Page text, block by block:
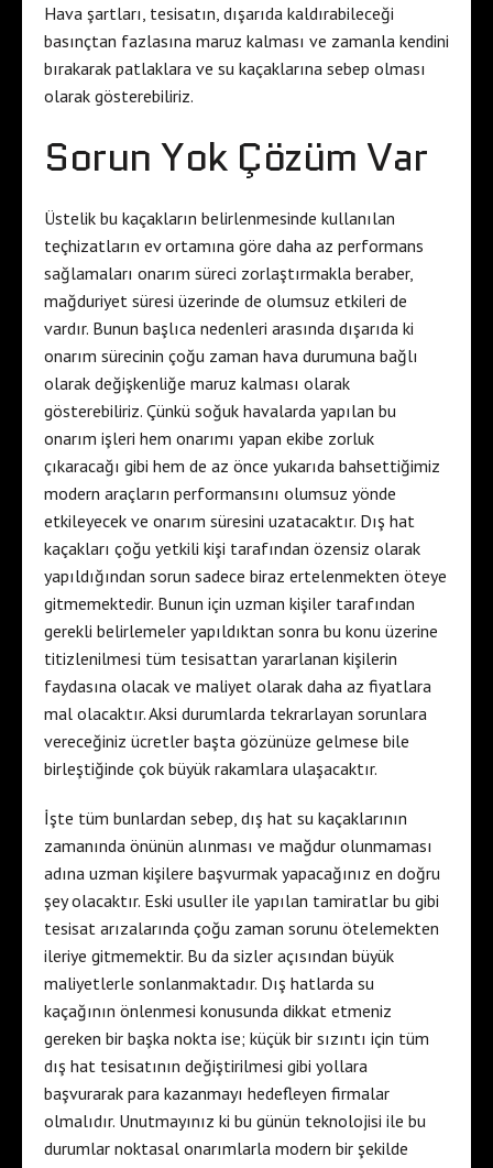
Hava şartları, tesisatın, dışarıda kaldırabileceği
basınçtan fazlasına maruz kalması ve zamanla kendini
bırakarak patlaklara ve su kaçaklarına sebep olması
olarak gösterebiliriz.
Sorun Yok Çözüm Var
Üstelik bu kaçakların belirlenmesinde kullanılan
teçhizatların ev ortamına göre daha az performans
sağlamaları onarım süreci zorlaştırmakla beraber,
mağduriyet süresi üzerinde de olumsuz etkileri de
vardır. Bunun başlıca nedenleri arasında dışarıda ki
onarım sürecinin çoğu zaman hava durumuna bağlı
olarak değişkenliğe maruz kalması olarak
gösterebiliriz. Çünkü soğuk havalarda yapılan bu
onarım işleri hem onarımı yapan ekibe zorluk
çıkaracağı gibi hem de az önce yukarıda bahsettiğimiz
modern araçların performansını olumsuz yönde
etkileyecek ve onarım süresini uzatacaktır. Dış hat
kaçakları çoğu yetkili kişi tarafından özensiz olarak
yapıldığından sorun sadece biraz ertelenmekten öteye
gitmemektedir. Bunun için uzman kişiler tarafından
gerekli belirlemeler yapıldıktan sonra bu konu üzerine
titizlenilmesi tüm tesisattan yararlanan kişilerin
faydasına olacak ve maliyet olarak daha az fiyatlara
mal olacaktır. Aksi durumlarda tekrarlayan sorunlara
vereceğiniz ücretler başta gözünüze gelmese bile
birleştiğinde çok büyük rakamlara ulaşacaktır.
İşte tüm bunlardan sebep, dış hat su kaçaklarının
zamanında önünün alınması ve mağdur olunmaması
adına uzman kişilere başvurmak yapacağınız en doğru
şey olacaktır. Eski usuller ile yapılan tamiratlar bu gibi
tesisat arızalarında çoğu zaman sorunu ötelemekten
ileriye gitmemektir. Bu da sizler açısından büyük
maliyetlerle sonlanmaktadır. Dış hatlarda su
kaçağının önlenmesi konusunda dikkat etmeniz
gereken bir başka nokta ise; küçük bir sızıntı için tüm
dış hat tesisatının değiştirilmesi gibi yollara
başvurarak para kazanmayı hedefleyen firmalar
olmalıdır. Unutmayınız ki bu günün teknolojisi ile bu
durumlar noktasal onarımlarla modern bir şekilde